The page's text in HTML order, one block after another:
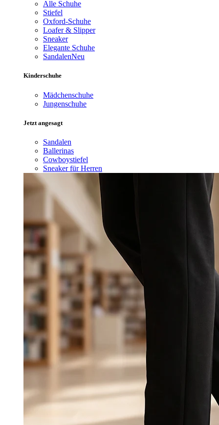
Alle Schuhe
Stiefel
Oxford-Schuhe
Loafer & Slipper
Sneaker
Elegante Schuhe
SandalenNeu
Kinderschuhe
Mädchenschuhe
Jungenschuhe
Jetzt angesagt
Sandalen
Ballerinas
Cowboystiefel
Sneaker für Herren